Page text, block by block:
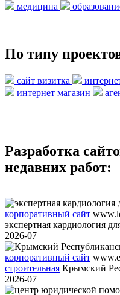
медицина
По типу
сайт визитка
интернет магазин
Разработка
недавних работ:
корпоративный сайт
экспертная кардиология
2026-07
корпоративный сайт
строительная Крымский
2026-07